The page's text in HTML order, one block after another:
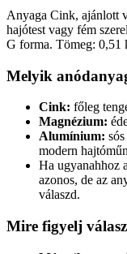
Anyaga Cink, ajánlott
hajótest vagy fém
G forma. Tömeg: 0,51
Melyik
Cink: főleg
Magnézium:
Alumínium:
modern
Ha ugyanahhoz
azonos, de az
válaszd.
Mire figyelj